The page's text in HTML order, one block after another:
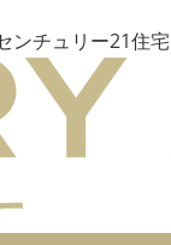
ンチュリー21住